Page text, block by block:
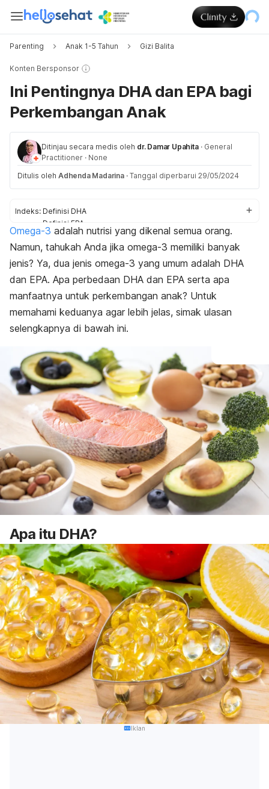
Parenting Anak 1-5 Tahun Gizi Balita
Konten Bersponsor
Ini Pentingnya DHA dan EPA bagi
Perkembangan Anak
Ditinjau secara medis oleh dr. Damar Upahita · General
Practitioner · None
Ditulis oleh Adhenda Madarina · Tanggal diperbarui 29/05/2024
Indeks: Definisi DHA
Definisi EPA
Manfaat DHA
Sumber makanan
Omega-3 adalah nutrisi yang dikenal semua orang.
Namun, tahukah Anda jika omega-3 memiliki banyak
jenis? Ya, dua jenis omega-3 yang umum adalah DHA
dan EPA. Apa perbedaan DHA dan EPA serta apa
manfaatnya untuk perkembangan anak? Untuk
memahami keduanya agar lebih jelas, simak ulasan
selengkapnya di bawah ini.
Apa itu DHA?
Iklan